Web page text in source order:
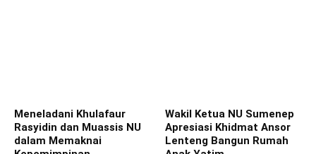
Meneladani Khulafaur
Rasyidin dan Muassis NU
dalam Memaknai
Wakil Ketua NU Sumenep
Apresiasi Khidmat Ansor
Lenteng Bangun Rumah